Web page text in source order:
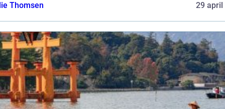
Thomsen
29 april